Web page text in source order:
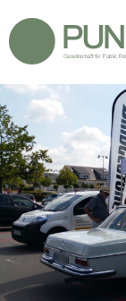
Inhalt
springen